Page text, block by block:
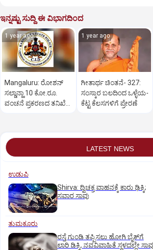
ಇನ್ನಷ್ಟು ಸುದ್ದಿ ಈ ವಿಭಾಗದಿಂದ
1 year ago
Mangaluru: ರೋಶನ್‌
ಸಲ್ಡಾನ್ಹಾ 10 ಕೋ.ರೂ.
ವಂಚನೆ ಪ್ರಕರಣದ ತನಿಖೆ
1 year ago
ಗೀತಾರ್ಥ ಚಿಂತನೆ- 327:
ಸಂಸ್ಕಾರ ಬಲದಿಂದ ಒಳ್ಳೆಯ-
ಕೆಟ್ಟ ಕೆಲಸಗಳಿಗೆ ಪ್ರೇರಣೆ
LATEST NEWS
ಉಡುಪಿ
Shirva: ದ್ವಿಚಕ್ರ ವಾಹನಕ್ಕೆ ಕಾರು ಢಿಕ್ಕಿ;
ಸವಾರ ಸಾವು
ತುಮಕೂರು
ರಸ್ತೆ ಗುಂಡಿ ತಪ್ಪಿಸಲು ಹೋಗಿ ಬೈಕ್‌ಗೆ
ಲಾರಿ ಡಿಕ್ಕಿ, ನವವಿವಾಹಿತೆ ಸ್ಥಳದಲ್ಲೇ